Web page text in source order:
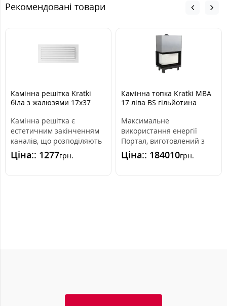
Рекомендовані товари
Камінна решітка Kratki
біла з жалюзями 17x37
Камінна решітка є
естетичним закінченням
каналів, що розподіляють
гаряче повітря з каміна.
Вона інс..
Ціна:: 1277грн.
Камінна топка Kratki MBA
17 ліва BS гільйотина
Максимальне
використання енергії
Портал, виготовлений з
високогатункової сталі, і
передня частина, с..
Ціна:: 184010грн.